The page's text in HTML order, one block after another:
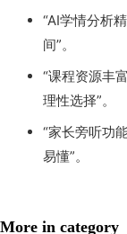
“AI学情分析
间”。
“课程资源丰
理性选择”。
“家长旁听功
易懂”。
More in category